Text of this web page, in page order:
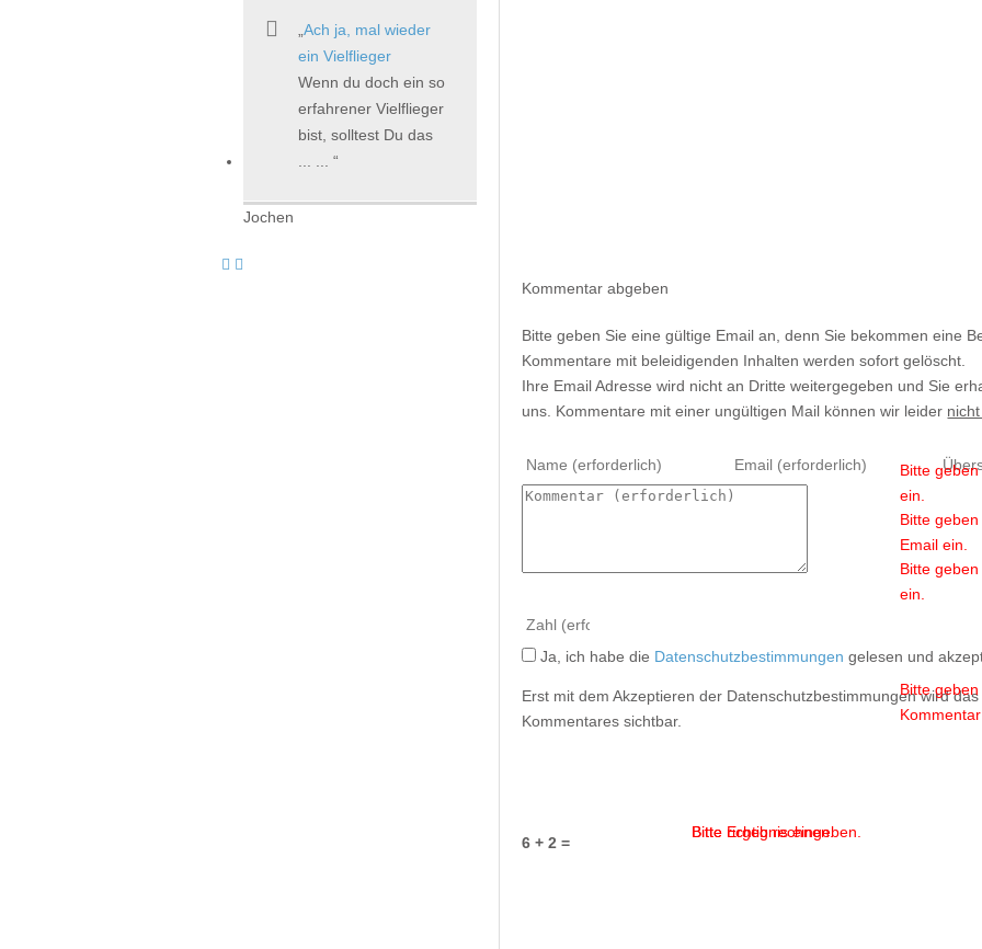
Kommentar abgeben
Bitte geben Sie eine gültige Email an, denn Sie bekommen eine
Kommentare mit beleidigenden Inhalten werden sofort gelöscht.
Ihre Email Adresse wird nicht an Dritte weitergegeben und Sie
uns. Kommentare mit einer ungültigen Mail können wir leider
Bitte
ein.
Bitte
Email ein.
Bitte
ein.
Bitte
6 + 2 =
Bitte Ergebnis eingeben.
Bitte richtig rechnen.
Ja, ich habe die Datenschutzbestimmungen gelesen und
Erst mit dem Akzeptieren der Datenschutzbestimmungen wird
Kommentares sichtbar.
Ach ja, mal wieder
ein Vielflieger
Wenn du doch ein so
erfahrener Vielflieger
bist, solltest Du das
Jochen